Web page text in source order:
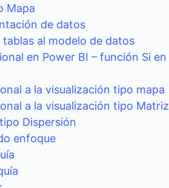
Mapa
de datos
al modelo de datos
en Power BI – función Si en
a la visualización tipo mapa
a la visualización tipo Matriz
Dispersión
enfoque